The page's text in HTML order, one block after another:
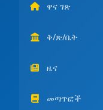
ዋና ገጽ
ቅ/ጽ/ቤት
ዜና
መጣጥፎች